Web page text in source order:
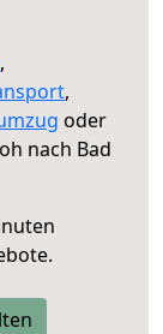
,
,
oder
nach Bad